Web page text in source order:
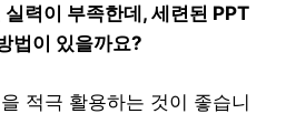
력이 부족한데, 세련된 PPT
법이 있을까요?
적극 활용하는 것이 좋습니